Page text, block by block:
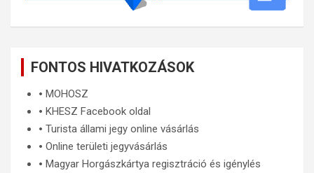
FONTOS HIVATKOZÁSOK
🞄 MOHOSZ
🞄 KHESZ Facebook oldal
🞄 Turista állami jegy online vásárlás
🞄 Online területi jegyvásárlás
🞄 Magyar Horgászkártya regisztráció és igénylés